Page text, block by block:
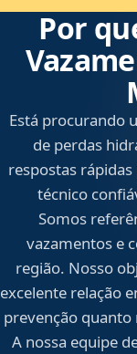
Por
Está procurando
de perdas
respostas
técnico
Somos
vazamentos e
região. Nosso
excelente relação
prevenção quanto
A nossa equipe